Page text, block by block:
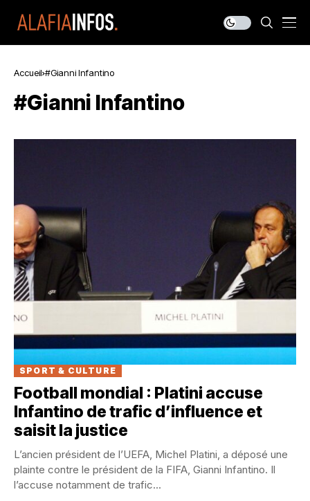
Accueil #Gianni Infantino
#Gianni Infantino
SPORT & CULTURE
Football mondial : Platini accuse
Infantino de trafic d’influence et
saisit la justice
L’ancien président de l’UEFA, Michel Platini, a déposé une
plainte contre le président de la FIFA, Gianni Infantino. Il
l’accuse notamment de trafic...